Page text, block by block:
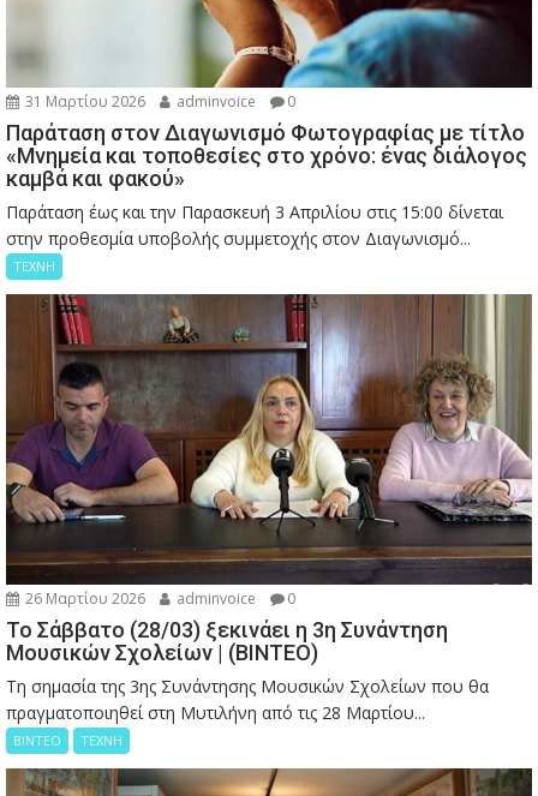
31 Μαρτίου 2026 adminvoice 0
Παράταση στον Διαγωνισμό Φωτογραφίας με τίτλο
«Μνημεία και τοποθεσίες στο χρόνο: ένας διάλογος
καμβά και φακού»
Παράταση έως και την Παρασκευή 3 Απριλίου στις 15:00 δίνεται
στην προθεσμία υποβολής συμμετοχής στον Διαγωνισμό...
ΤΕΧΝΗ
26 Μαρτίου 2026 adminvoice 0
Το Σάββατο (28/03) ξεκινάει η 3η Συνάντηση
Μουσικών Σχολείων | (ΒΙΝΤΕΟ)
Τη σημασία της 3ης Συνάντησης Μουσικών Σχολείων που θα
πραγματοποιηθεί στη Μυτιλήνη από τις 28 Μαρτίου...
ΒΙΝΤΕΟ ΤΕΧΝΗ